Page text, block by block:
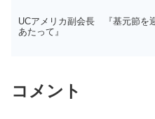
UCアメリカ副会長 『基元節を
あたって』
コメント